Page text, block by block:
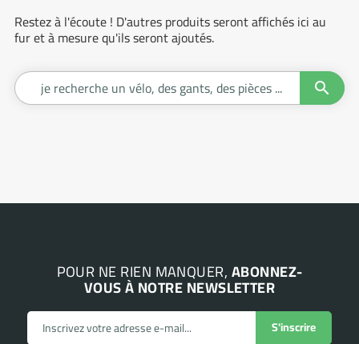
Restez à l'écoute ! D'autres produits seront affichés ici au
fur et à mesure qu'ils seront ajoutés.

Je
POUR NE RIEN MANQUER,ABONNEZ-
VOUS À NOTRE NEWSLETTER